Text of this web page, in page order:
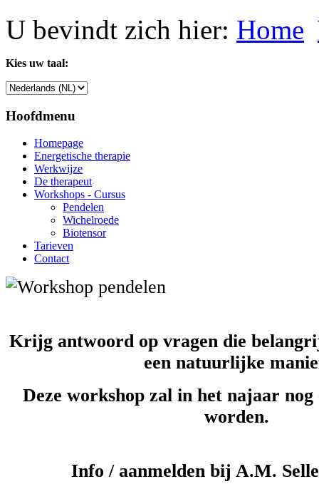
U bevindt zich hier: Home
Kies uw taal:
Hoofdmenu
Homepage
Energetische therapie
Werkwijze
De therapeut
Workshops - Cursus
Pendelen
Wichelroede
Biotensor
Tarieven
Contact
Krijg antwoord op vragen die
een natuurlijke
Deze workshop zal in het najaar nog
worden.
Info / aanmelden bij A.M.